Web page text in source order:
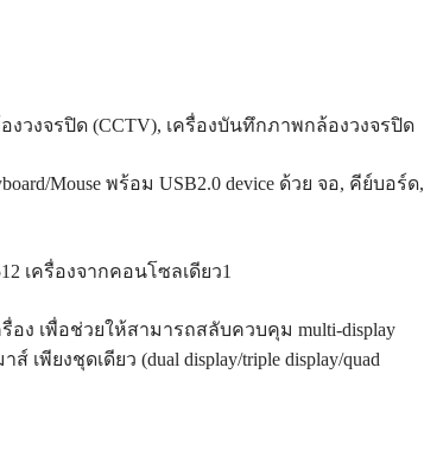
งวงจรปิด (CCTV), เครื่องบันทึกภาพกล้องวงจรปิด
Mouse พร้อม USB2.0 device ด้วย จอ, คีย์บอร์ด,
เครื่องจากคอนโซลเดียว1
ครื่อง เพื่อช่วยให้สามารถสลับควบคุม multi-display
เพียงชุดเดียว (dual display/triple display/quad